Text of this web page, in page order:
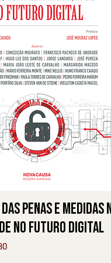
Penas e Medidas
no Futuro Digital
promocional